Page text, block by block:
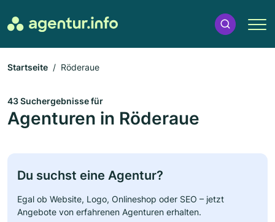
Startseite Röderaue
43 Suchergebnisse für
Agenturen in Röderaue
Du suchst eine Agentur?
Egal ob Website, Logo, Onlineshop oder SEO – jetzt
Angebote von erfahrenen Agenturen erhalten.